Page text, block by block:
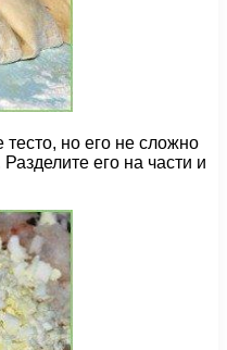
но его не сложно
его на части и